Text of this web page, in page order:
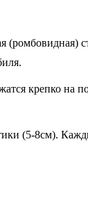
крепко на
(5-8см).